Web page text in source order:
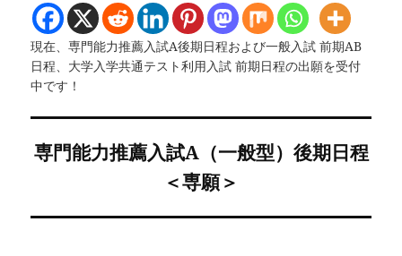
現在、専門能力推薦入試A後期日程および一般入試 前期AB
日程、大学入学共通テスト利用入試 前期日程の出願を受付
中です！
専門能力推薦入試A（一般型）後期日程
＜専願＞